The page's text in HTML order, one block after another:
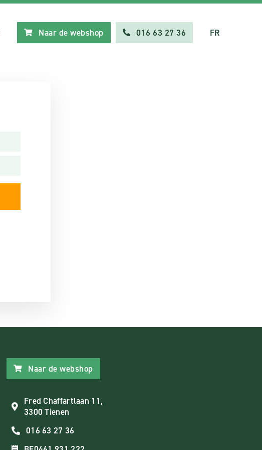
Naar de webshop 016 63 27 36 FR
Naar de webshop
Fred Chaffartlaan 11,
3300 Tienen
016 63 27 36